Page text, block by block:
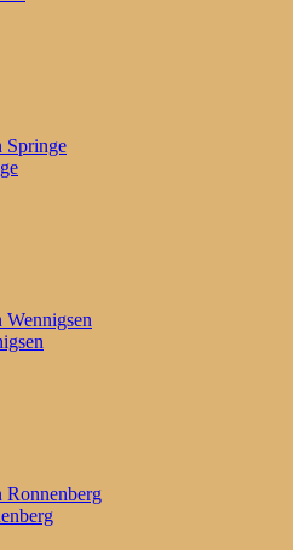
Springe
Ronnenberg